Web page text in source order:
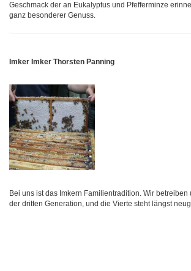
Geschmack der an Eukalyptus und Pfefferminze
ganz besonderer Genuss.
Imker Imker Thorsten Panning
Bei uns ist das Imkern Familientradition. Wir
der dritten Generation, und die Vierte steht längst